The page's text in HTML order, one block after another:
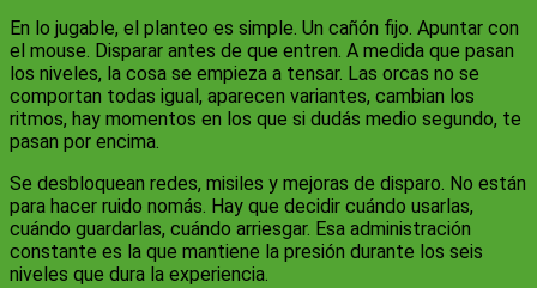
En lo jugable, el planteo es simple. Un cañón fijo. Apuntar con
el mouse. Disparar antes de que entren. A medida que pasan
los niveles, la cosa se empieza a tensar. Las orcas no se
comportan todas igual, aparecen variantes, cambian los
ritmos, hay momentos en los que si dudás medio segundo, te
pasan por encima.
Se desbloquean redes, misiles y mejoras de disparo. No están
para hacer ruido nomás. Hay que decidir cuándo usarlas,
cuándo guardarlas, cuándo arriesgar. Esa administración
constante es la que mantiene la presión durante los seis
niveles que dura la experiencia.